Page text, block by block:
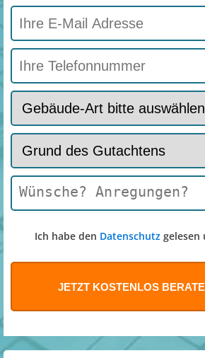
Ich habe den Datenschutz gelesen